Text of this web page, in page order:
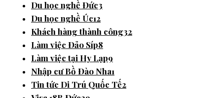
Du học nghề Đức3
Du học nghề Úc12
Khách hàng thành công32
Làm việc Đảo Síp8
Làm việc tại Hy Lạp9
Nhập cư Bồ Đào Nha1
Tin tức Di Trú Quốc Tế2